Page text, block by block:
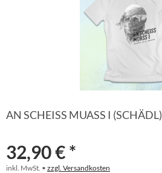
AN SCHEISS MUASS I (SCHÄDL)
32,90 € *
inkl. MwSt. • zzgl. Versandkosten